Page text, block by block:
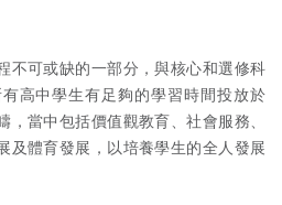
不可或缺的一部分，與核心和選修科
高中學生有足夠的學習時間投放於
，當中包括價值觀教育、社會服務、
及體育發展，以培養學生的全人發展